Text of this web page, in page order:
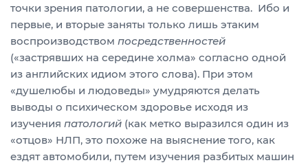
точки зрения патологии, а не совершенства. Ибо и
первые, и вторые заняты только лишь этаким
воспроизводством посредственностей
(«застрявших на середине холма» согласно одной
из английских идиом этого слова). При этом
«душелюбы и людоведы» умудряются делать
выводы о психическом здоровье исходя из
изучения патологий (как метко выразился один из
«отцов» НЛП, это похоже на выяснение того, как
ездят автомобили, путем изучения разбитых машин